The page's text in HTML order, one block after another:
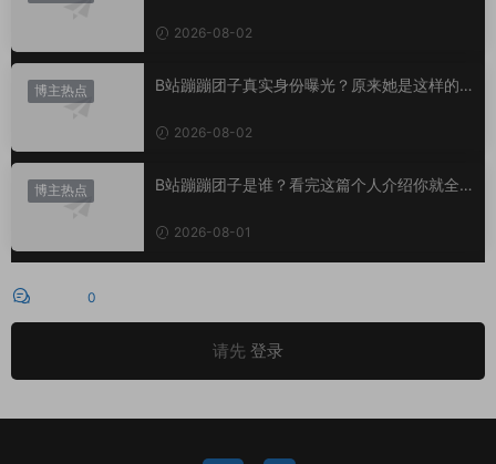
2026-08-02
博主热点
B站蹦蹦团子真实身份曝光？原来她是这样的U
2026-08-02
博主热点
B站蹦蹦团子是谁？看完这篇个人介绍你就全
2026-08-01
0
请先 登录